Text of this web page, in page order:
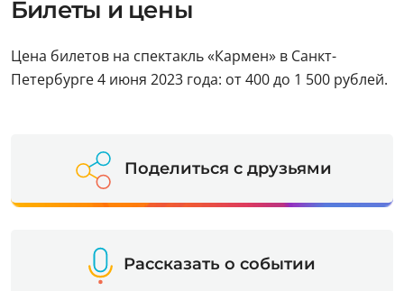
Билеты и цены
Цена билетов на спектакль «Кармен» в Санкт-
Петербурге 4 июня 2023 года: от 400 до 1 500 рублей.
Поделиться с друзьями
Рассказать о событии